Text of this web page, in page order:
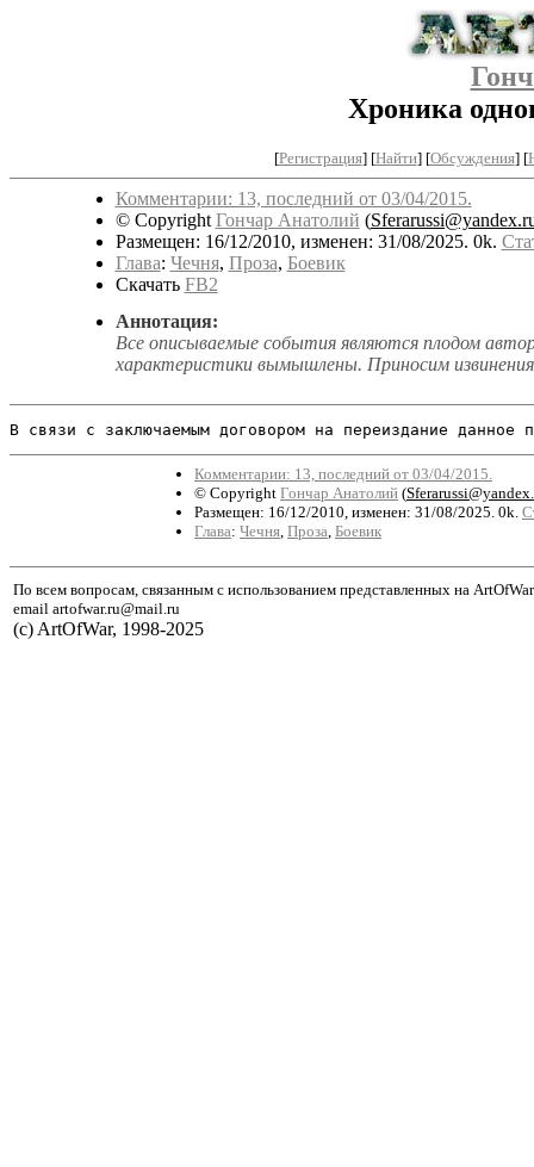
Хроника
[Регистрация] [Найти] [Обсуждения] [
Комментарии: 13, последний от 03/04/2015.
© Copyright Гончар Анатолий (
Размещен: 16/12/2010, изменен: 31/08/2025. 0k.
Глава: Чечня, Проза, Боевик
Скачать FB2
Аннотация:
Все описываемые события являются плодом
характеристики вымышлены. Приносим
В связи с заключаемым договором на переиздание данное
Комментарии: 13, последний от 03/04/2015.
© Copyright Гончар Анатолий (
Размещен: 16/12/2010, изменен: 31/08/2025. 0k.
Глава: Чечня Проза Боевик
По всем вопросам, связанным с использованием представленных на
email artofwar.ru@mail.ru
(с) ArtOfWar, 1998-2025